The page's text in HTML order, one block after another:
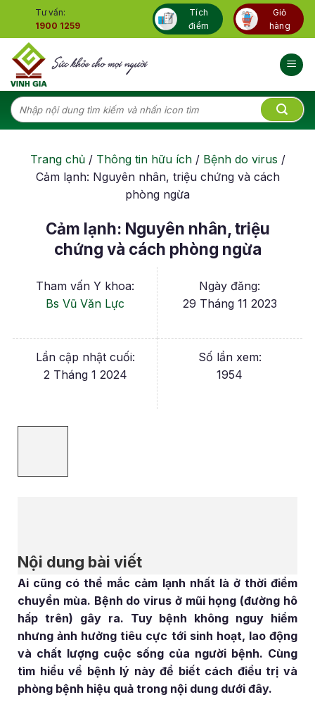
content
Tư vấn:
1900 1259
Tích
điểm
Giỏ
hàng
Tìm
kiếm:
Trang chủ/ Thông tin hữu ích/ Bệnh do virus /
Cảm lạnh: Nguyên nhân, triệu chứng và cách
phòng ngừa
Cảm lạnh: Nguyên nhân, triệu
chứng và cách phòng ngừa
Tham vấn Y khoa:
Bs Vũ Văn Lực
Ngày đăng:
29 Tháng 11 2023
Lần cập nhật cuối:
2 Tháng 1 2024
Số lần xem:
1954
Nội dung bài viết
Ai cũng có thể mắc cảm lạnh nhất là ở thời điểm
chuyển mùa. Bệnh do virus ở mũi họng (đường hô
hấp trên) gây ra. Tuy bệnh không nguy hiểm
nhưng ảnh hưởng tiêu cực tới sinh hoạt, lao động
và chất lượng cuộc sống của người bệnh. Cùng
tìm hiểu về bệnh lý này để biết cách điều trị và
phòng bệnh hiệu quả trong nội dung dưới đây.